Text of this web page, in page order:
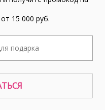
15 000 руб.